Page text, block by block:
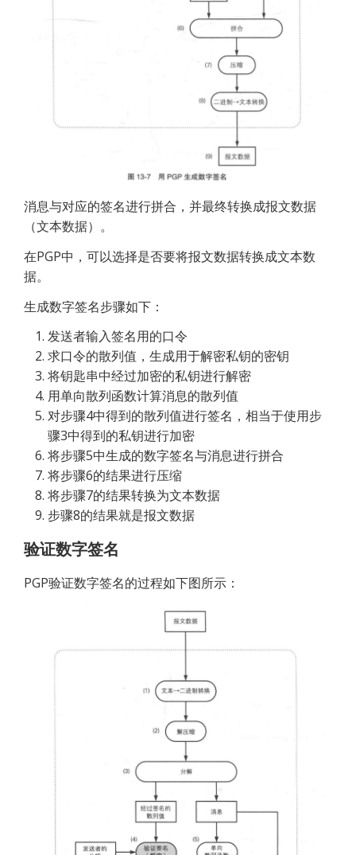
消息与对应的签名进行拼合，并最终转换成报文数据
（文本数据）。
在PGP中，可以选择是否要将报文数据转换成文本数
据。
生成数字签名步骤如下：
发送者输入签名用的口令
求口令的散列值，生成用于解密私钥的密钥
将钥匙串中经过加密的私钥进行解密
用单向散列函数计算消息的散列值
对步骤4中得到的散列值进行签名，相当于使用步
骤3中得到的私钥进行加密
将步骤5中生成的数字签名与消息进行拼合
将步骤6的结果进行压缩
将步骤7的结果转换为文本数据
步骤8的结果就是报文数据
验证数字签名
PGP验证数字签名的过程如下图所示：